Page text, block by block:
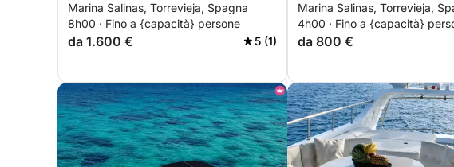
passeggiate.
Marina Salinas, Torrevieja, Spagna
8h00 · Fino a {capacità} persone
da 1.600 € 5 (1)
Torrevieja
Marina Salinas, Torrevieja,
4h00 · Fino a {capacità}
da 800 €